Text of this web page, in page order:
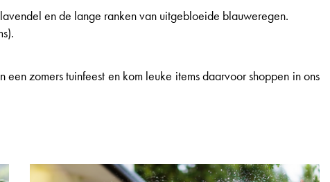
en de lange ranken van uitgebloeide blauweregen.
zomers tuinfeest en kom leuke items daarvoor shoppen in ons